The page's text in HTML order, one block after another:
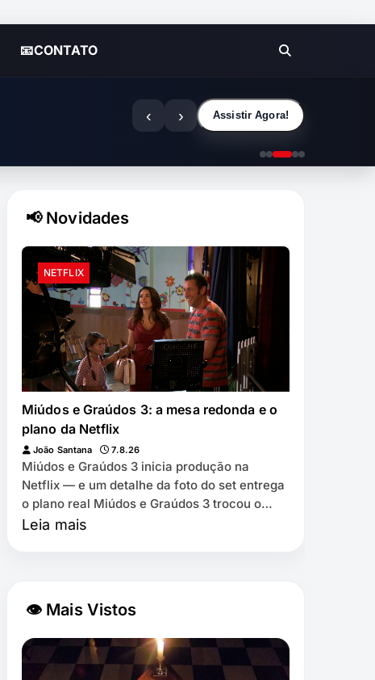
📧CONTATO
‹ › Assistir Agora!
📢 Novidades
NETFLIX
Miúdos e Graúdos 3: a mesa redonda e o
plano da Netflix
João Santana 7.8.26
Miúdos e Graúdos 3 inicia produção na
Netflix — e um detalhe da foto do set entrega
o plano real Miúdos e Graúdos 3 trocou o
Leia mais
👁 Mais Vistos